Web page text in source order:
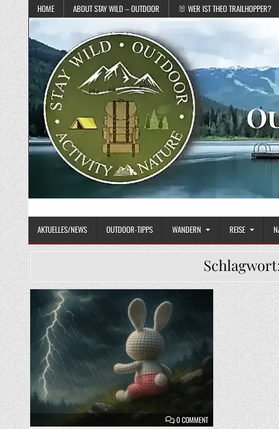
Skip to content
HOME ABOUT STAY WILD – OUTDOOR 🐰 WER IST THEO TRAILHOPPER?
STAY WILD – OUTDOOR
AKTUELLES/NEWS OUTDOOR-TIPPS WANDERN REISE
0 COMMENTON THEO TRAILHOPPER